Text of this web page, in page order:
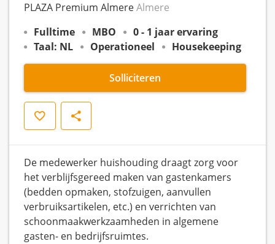
PLAZA Premium AlmereAlmere
Fulltime
MBO
0 - 1 jaar ervaring
Taal: NL
Operationeel Housekeeping
Solliciteren
Opslaan Delen
De medewerker huishouding draagt zorg voor
het verblijfsgereed maken van gastenkamers
(bedden opmaken, stofzuigen, aanvullen
verbruiksartikelen, etc.) en verrichten van
schoonmaakwerkzaamheden in algemene
gasten- en bedrijfsruimtes.